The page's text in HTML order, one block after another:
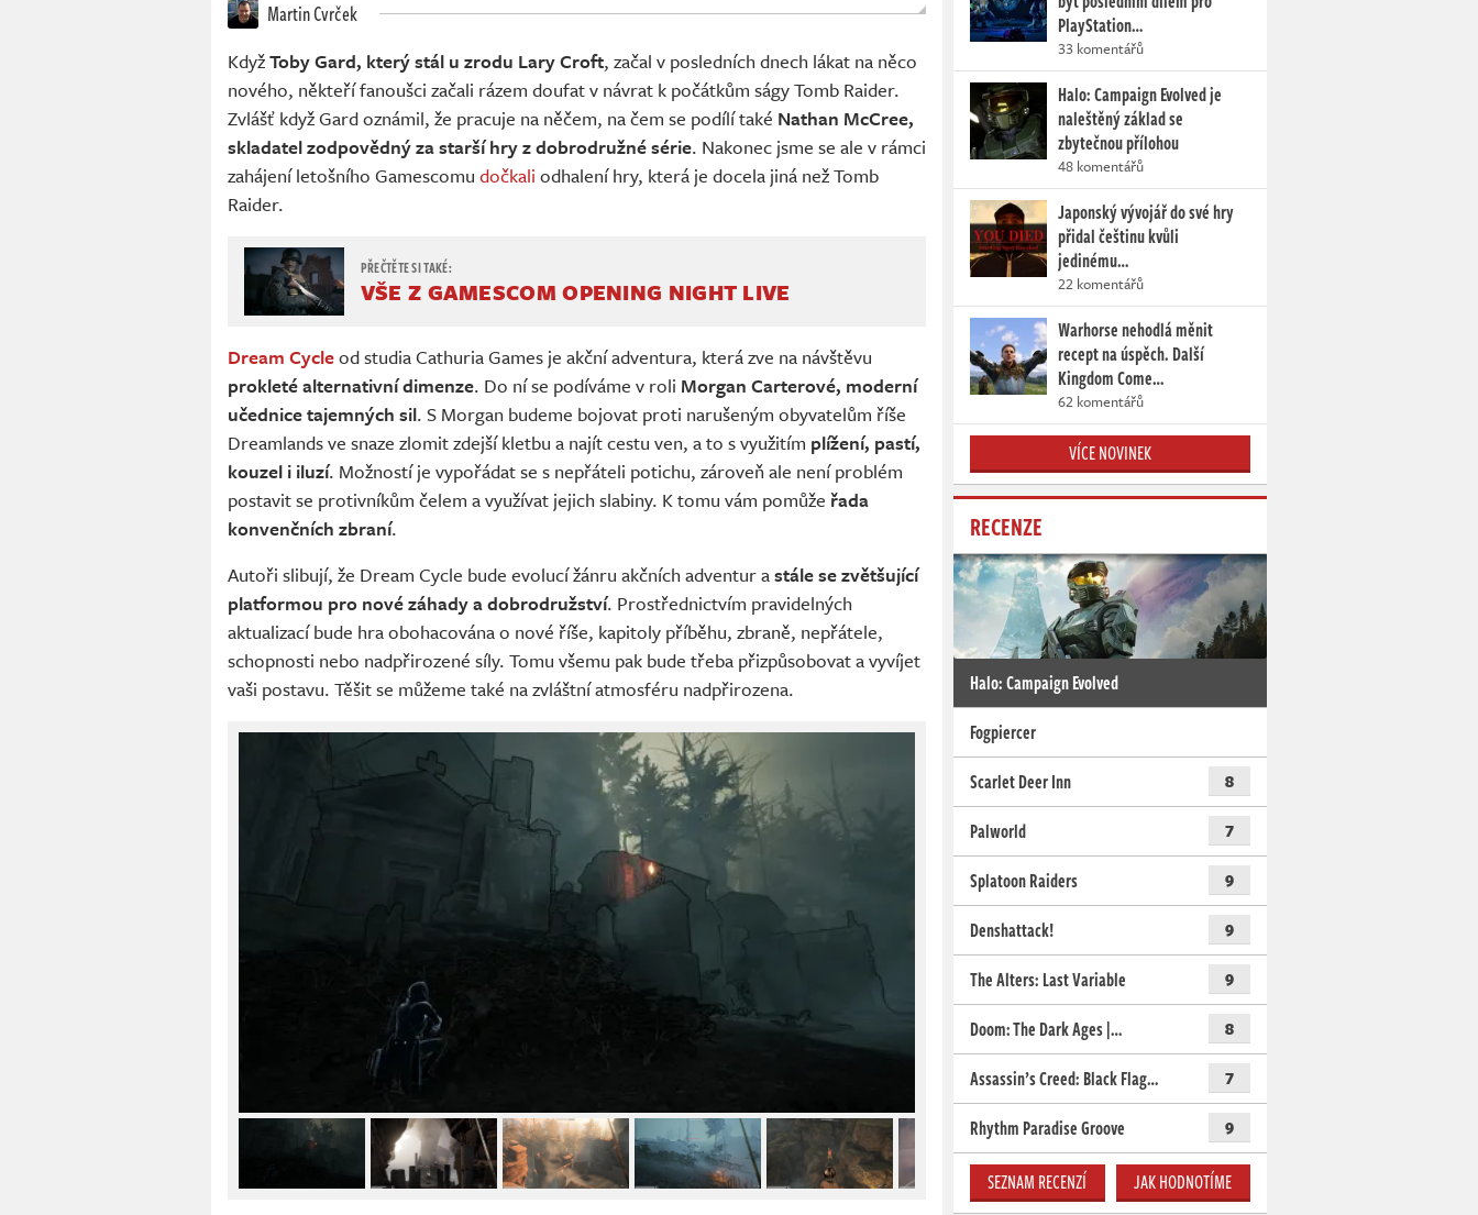
Martin Cvrček
KdyžToby Gard, který stál u zrodu Lary Croft, začal v posledních dnech lákat na něco
nového, někteří fanoušci začali rázem doufat v návrat k počátkům ságy Tomb Raider.
Zvlášť když Gard oznámil, že pracuje na něčem, na čem se podílí také Nathan McCree,
skladatel zodpovědný za starší hry z dobrodružné série. Nakonec jsme se ale v rámci
zahájení letošního Gamescomu dočkali odhalení hry, která je docela jiná než Tomb
Raider.
VŠE Z GAMESCOM OPENING NIGHT LIVE
Dream Cycleod studia Cathuria Games je akční adventura, která zve na návštěvu
prokleté alternativní dimenze. Do ní se podíváme v roli Morgan Carterové, moderní
učednice tajemných sil. S Morgan budeme bojovat proti narušeným obyvatelům říše
Dreamlands ve snaze zlomit zdejší kletbu a najít cestu ven, a to s využitím plížení, pastí,
kouzel i iluzí. Možností je vypořádat se s nepřáteli potichu, zároveň ale není problém
postavit se protivníkům čelem a využívat jejich slabiny. K tomu vám pomůže řada
konvenčních zbraní.
Autoři slibují, že Dream Cycle bude evolucí žánru akčních adventur astále se zvětšující
platformou pro nové záhady a dobrodružství. Prostřednictvím pravidelných
aktualizací bude hra obohacována o nové říše, kapitoly příběhu, zbraně, nepřátele,
schopnosti nebo nadpřirozené síly. Tomu všemu pak bude třeba přizpůsobovat a vyvíjet
vaši postavu. Těšit se můžeme také na zvláštní atmosféru nadpřirozena.
PlayStation…
33 komentářů
Halo: Campaign Evolved je
naleštěný základ se
zbytečnou přílohou
48 komentářů
Japonský vývojář do své hry
přidal češtinu kvůli
jedinému…
22 komentářů
Warhorse nehodlá měnit
recept na úspěch. Další
Kingdom Come…
62 komentářů
VÍCE NOVINEK
RECENZE
Halo: Campaign Evolved
Fogpiercer
Scarlet Deer Inn
8
Palworld 7
Splatoon Raiders 9
Denshattack! 9
The Alters: Last Variable 9
Doom: The Dark Ages |… 8
Assassin’s Creed: Black Flag… 7
Rhythm Paradise Groove 9
SEZNAM RECENZÍ JAK HODNOTÍME